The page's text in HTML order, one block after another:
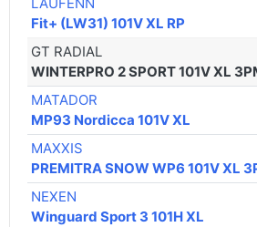
Fit+ (LW31) 101V XL RP
GT RADIAL
WINTERPRO 2 SPORT 101V XL
MATADOR
MP93 Nordicca 101V XL
MAXXIS
PREMITRA SNOW WP6 101V XL
NEXEN
Winguard Sport 3 101H XL